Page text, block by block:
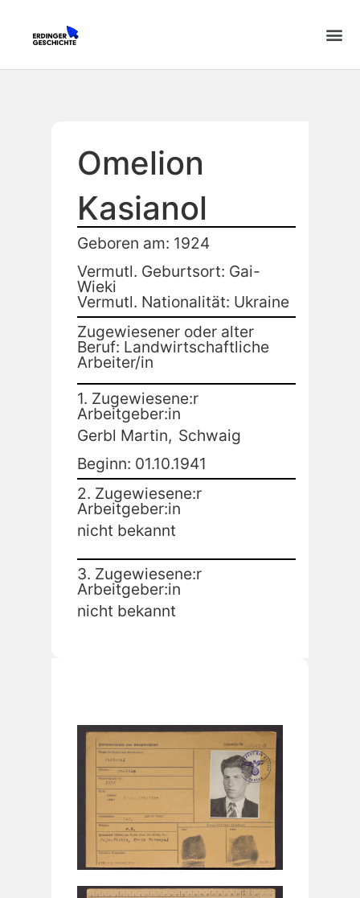
Omelion
Kasianol
Geboren am: 1924
Vermutl. Geburtsort: Gai-
Wieki
Vermutl. Nationalität: Ukraine
Zugewiesener oder alter
Beruf: Landwirtschaftliche
Arbeiter/in
1. Zugewiesene:r
Arbeitgeber:in
Gerbl Martin, Schwaig
Beginn: 01.10.1941
2. Zugewiesene:r
Arbeitgeber:in
nicht bekannt
3. Zugewiesene:r
Arbeitgeber:in
nicht bekannt